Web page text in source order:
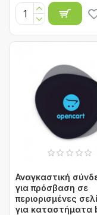
Αναγκαστική
για πρόσβαση σε
περιορισμένες
για καταστήματα